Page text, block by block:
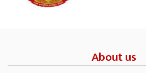
About us